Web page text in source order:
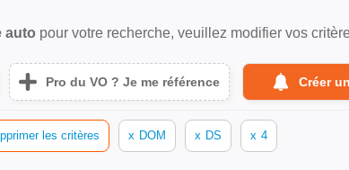
auto pour votre recherche, veuillez modifier vos
Pro du VO ? Je me référence Créer
les critères x DOM x DS x 4